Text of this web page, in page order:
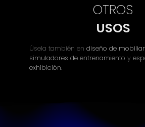
OTROS
USOS
Úsela también endiseño de
simuladores de entrenamiento y
exhibición.